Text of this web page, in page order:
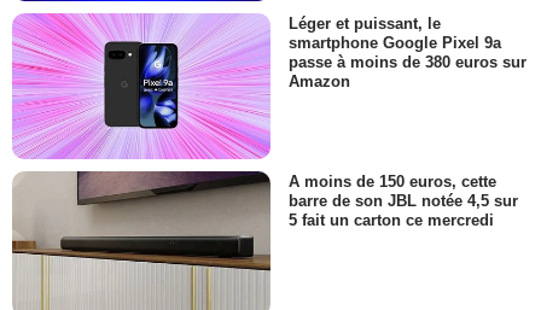
Léger et puissant, le
smartphone Google Pixel 9a
passe à moins de 380 euros sur
Amazon
A moins de 150 euros, cette
barre de son JBL notée 4,5 sur
5 fait un carton ce mercredi